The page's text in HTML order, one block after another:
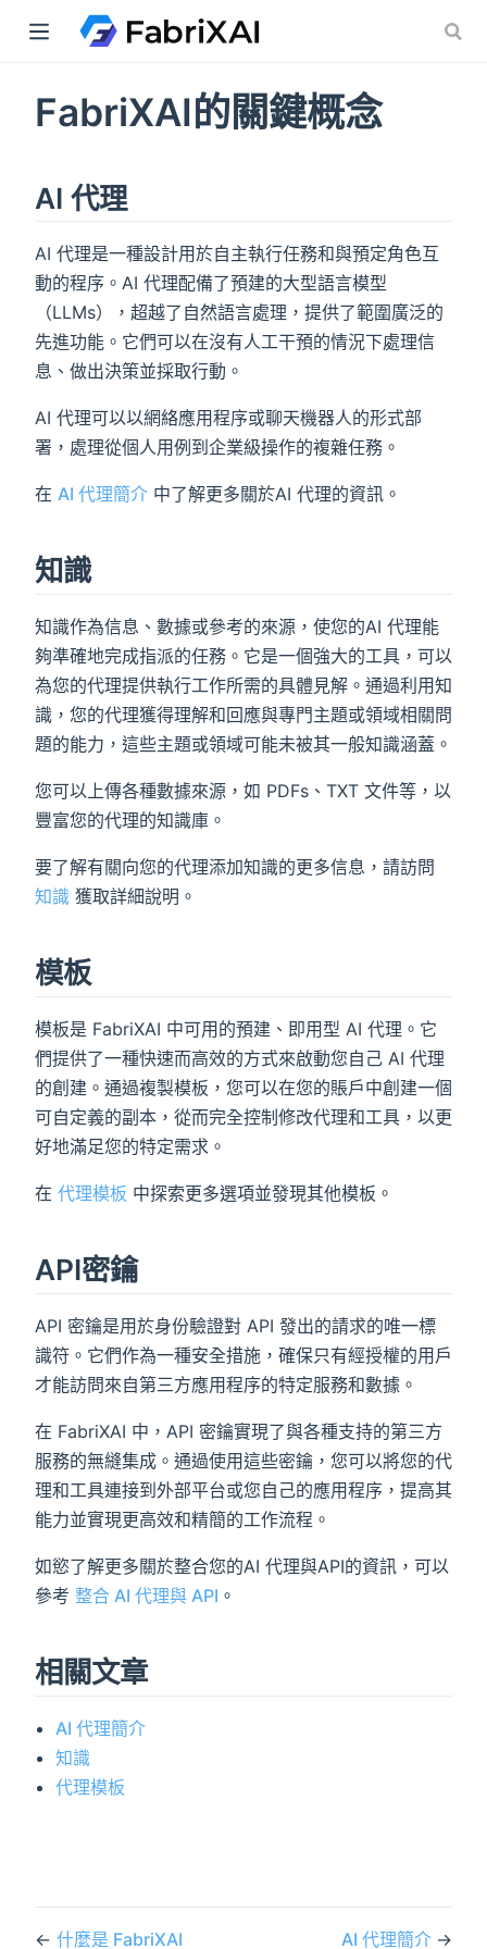
FabriXAI的關鍵概念
AI 代理
AI 代理是一種設計用於自主執行任務和與預定角色互
動的程序。AI 代理配備了預建的大型語言模型
（LLMs），超越了自然語言處理，提供了範圍廣泛的
先進功能。它們可以在沒有人工干預的情況下處理信
息、做出決策並採取行動。
AI 代理可以以網絡應用程序或聊天機器人的形式部
署，處理從個人用例到企業級操作的複雜任務。
在 AI 代理簡介 中了解更多關於AI 代理的資訊。
知識
知識作為信息、數據或參考的來源，使您的AI 代理能
夠準確地完成指派的任務。它是一個強大的工具，可以
為您的代理提供執行工作所需的具體見解。通過利用知
識，您的代理獲得理解和回應與專門主題或領域相關問
題的能力，這些主題或領域可能未被其一般知識涵蓋。
您可以上傳各種數據來源，如 PDFs、TXT 文件等，以
豐富您的代理的知識庫。
要了解有關向您的代理添加知識的更多信息，請訪問
知識 獲取詳細說明。
模板
模板是 FabriXAI 中可用的預建、即用型 AI 代理。它
們提供了一種快速而高效的方式來啟動您自己 AI 代理
的創建。通過複製模板，您可以在您的賬戶中創建一個
可自定義的副本，從而完全控制修改代理和工具，以更
好地滿足您的特定需求。
在 代理模板 中探索更多選項並發現其他模板。
API密鑰
API 密鑰是用於身份驗證對 API 發出的請求的唯一標
識符。它們作為一種安全措施，確保只有經授權的用戶
才能訪問來自第三方應用程序的特定服務和數據。
在 FabriXAI 中，API 密鑰實現了與各種支持的第三方
服務的無縫集成。通過使用這些密鑰，您可以將您的代
理和工具連接到外部平台或您自己的應用程序，提高其
能力並實現更高效和精簡的工作流程。
如慾了解更多關於整合您的AI 代理與API的資訊，可以
參考 整合 AI 代理與 API 。
相關文章
AI 代理簡介
知識
代理模板
← 什麼是 FabriXAI AI 代理簡介 →